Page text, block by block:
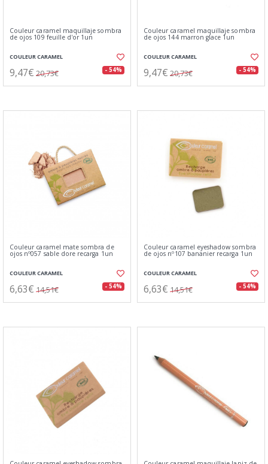
Couleur caramel maquillaje sombra
de ojos 109 feuille d'or 1un
COULEUR CARAMEL
9,47€ 20,73€ - 54%
Couleur caramel maquillaje sombra
de ojos 144 marron glace 1un
COULEUR CARAMEL
9,47€ 20,73€ - 54%
Couleur caramel mate sombra de
ojos nº057 sable dore recarga 1un
COULEUR CARAMEL
6,63€ 14,51€ - 54%
Couleur caramel eyeshadow sombra
de ojos nº107 bananier recarga 1un
COULEUR CARAMEL
6,63€ 14,51€ - 54%